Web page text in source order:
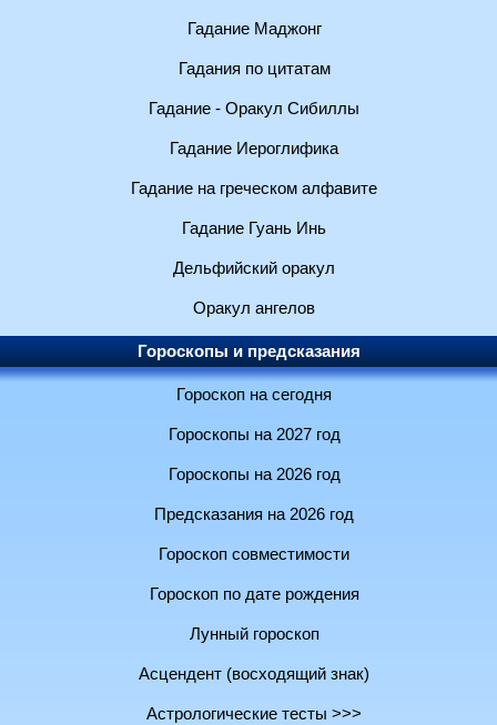
Гадание Маджонг
Гадания по цитатам
Гадание - Оракул Сибиллы
Гадание Иероглифика
Гадание на греческом алфавите
Гадание Гуань Инь
Дельфийский оракул
Оракул ангелов
Гороскопы и предсказания
Гороскоп на сегодня
Гороскопы на 2027 год
Гороскопы на 2026 год
Предсказания на 2026 год
Гороскоп совместимости
Гороскоп по дате рождения
Лунный гороскоп
Асцендент (восходящий знак)
Астрологические тесты >>>